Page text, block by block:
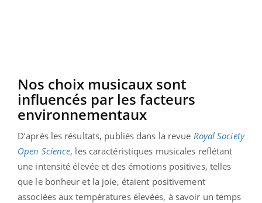
Nos choix musicaux sont
influencés par les facteurs
environnementaux
D’après les résultats, publiés dans la revue Royal Society
Open Science, les caractéristiques musicales reflétant
une intensité élevée et des émotions positives, telles
que le bonheur et la joie, étaient positivement
associées aux températures élevées, à savoir un temps